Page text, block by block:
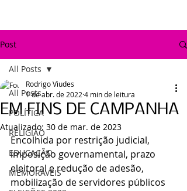
Post
All Posts
POLÍTICA
RELIGIÃO
EDUCAÇÃO
MEMORÁVEIS
All Posts
EM FINS DE CAMPANHA
Rodrigo Viudes
1 de abr. de 2022 4 min de leitura
Atualizado: 30 de mar. de 2023
Encolhida por restrição judicial,
imposição governamental, prazo
eleitoral e redução de adesão,
mobilização de servidores públicos